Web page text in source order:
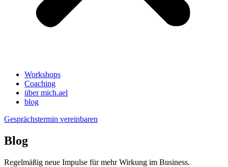
Workshops
Coaching
über mich.ael
blog
Gesprächstermin vereinbaren
Blog
Regelmäßig neue Impulse für mehr Wirkung im Business.